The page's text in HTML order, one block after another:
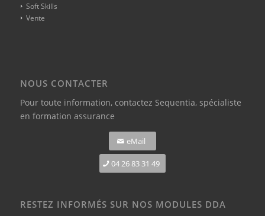
Soft Skills
Vente
NOUS CONTACTER
Pour toute information, contactez Sequentia, spécialiste
en formation assurance
eMail
04 26 83 31 49
RESTEZ INFORMÉS SUR NOS MODULES DDA